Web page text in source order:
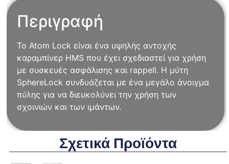
Περιγραφή
Το Atom Lock είναι ένα υψηλής αντοχής
καραμπίνερ HMS που έχει σχεδιαστεί για χρήση
με συσκευές ασφάλισης και rappell. Η μύτη
SphereLock συνδυάζεται με ένα μεγάλο άνοιγμα
πύλης για να διευκολύνει την χρήση των
σχοινιών και των ιμάντων.
Σχετικά Προϊόντα